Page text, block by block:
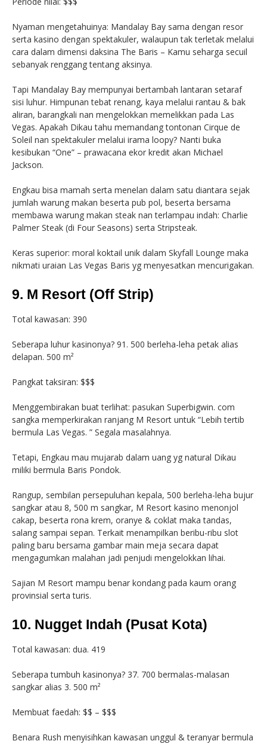
Nyaman mengetahuinya: Mandalay Bay sama dengan resor
serta kasino dengan spektakuler, walaupun tak terletak melalui
cara dalam dimensi daksina The Baris – Kamu seharga secuil
sebanyak renggang tentang aksinya.
Tapi Mandalay Bay mempunyai bertambah lantaran setaraf
sisi luhur. Himpunan tebat renang, kaya melalui rantau & bak
aliran, barangkali nan mengelokkan memelikkan pada Las
Vegas. Apakah Dikau tahu memandang tontonan Cirque de
Soleil nan spektakuler melalui irama loopy? Nanti buka
kesibukan “One” – prawacana ekor kredit akan Michael
Jackson.
Engkau bisa mamah serta menelan dalam satu diantara sejak
jumlah warung makan beserta pub pol, beserta bersama
membawa warung makan steak nan terlampau indah: Charlie
Palmer Steak (di Four Seasons) serta Stripsteak.
Keras superior: moral koktail unik dalam Skyfall Lounge maka
nikmati uraian Las Vegas Baris yg menyesatkan mencurigakan.
9. M Resort (Off Strip)
Total kawasan: 390
Seberapa luhur kasinonya? 91. 500 berleha-leha petak alias
delapan. 500 m²
Pangkat taksiran: $$$
Menggembirakan buat terlihat: pasukan Superbigwin. com
sangka memperkirakan ranjang M Resort untuk “Lebih tertib
bermula Las Vegas. ” Segala masalahnya.
Tetapi, Engkau mau mujarab dalam uang yg natural Dikau
miliki bermula Baris Pondok.
Rangup, sembilan persepuluhan kepala, 500 berleha-leha bujur
sangkar atau 8, 500 m sangkar, M Resort kasino menonjol
cakap, beserta rona krem, oranye & coklat maka tandas,
salang sampai sepan. Terkait menampilkan beribu-ribu slot
paling baru bersama gambar main meja secara dapat
mengagumkan malahan jadi penjudi mengelokkan lihai.
Sajian M Resort mampu benar kondang pada kaum orang
provinsial serta turis.
10. Nugget Indah (Pusat Kota)
Total kawasan: dua. 419
Seberapa tumbuh kasinonya? 37. 700 bermalas-malasan
sangkar alias 3. 500 m²
Membuat faedah: $$ – $$$
Benara Rush menyisihkan kawasan unggul & teranyar bermula